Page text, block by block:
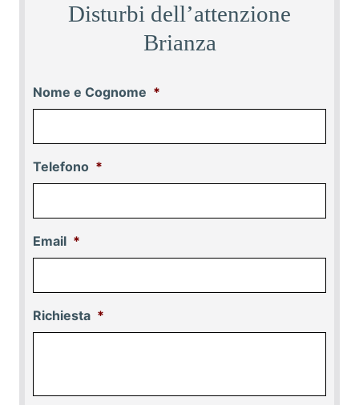
Disturbi dell’attenzione
Brianza
Nome e Cognome *
Telefono *
Email *
Richiesta *